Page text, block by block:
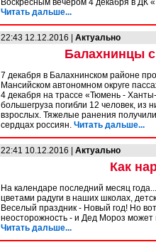
Воскресным вечером 4 декабря в ДК
Читать дальше...
22:43 12.12.2016 | Актуально
Балахнинцы
7 декабря в Балахнинском районе
Мансийском автономном округе
4 декабря на трассе «Тюмень -
большегруза погибли 12 человек, из
взрослых. Тяжелые ранения
сердцах россиян. Читать дальше...
22:41 10.12.2016 | Актуально
Как
На календаре последний месяц
цветами радуги в наших школах,
Веселый праздник - Новый год! Но
неосторожность - и Дед Мороз может
Читать дальше...